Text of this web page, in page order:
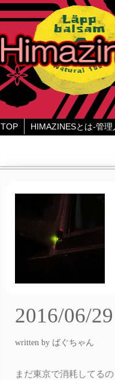
TOP HIMAZINESとは-管理
2016/06/
written by ばぐちゃん
まだ東京で消耗してる